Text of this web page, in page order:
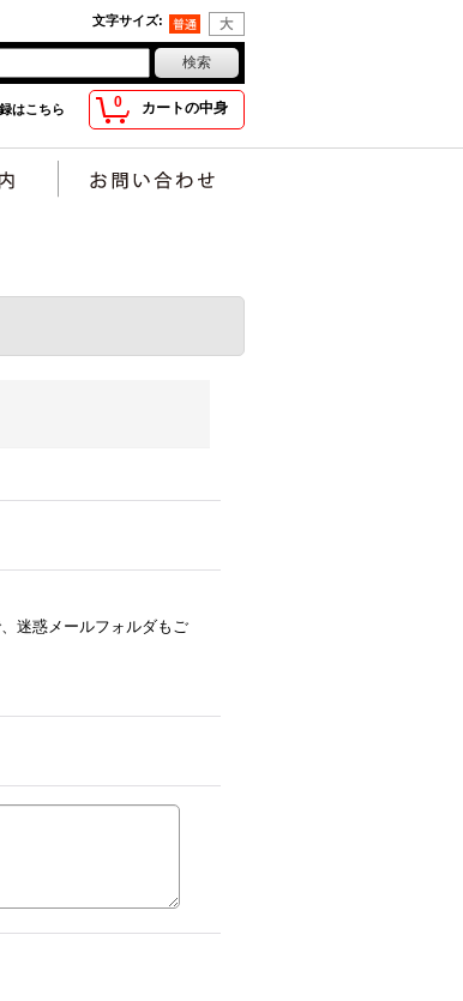
文字サイズ:
0 カートの中身
はこちら
迷惑メールフォルダもご